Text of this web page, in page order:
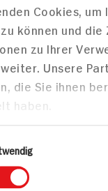
Cookies,
können und
zu Ihrer
weiter. Unsere
die Sie ihnen
haben.